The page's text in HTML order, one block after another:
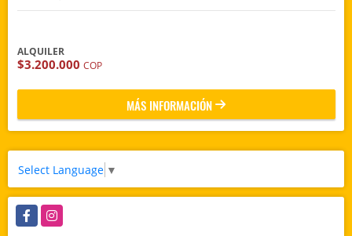
ALQUILER
$3.200.000 COP
MÁS INFORMACIÓN
Select Language ▼
FacebookInstagram